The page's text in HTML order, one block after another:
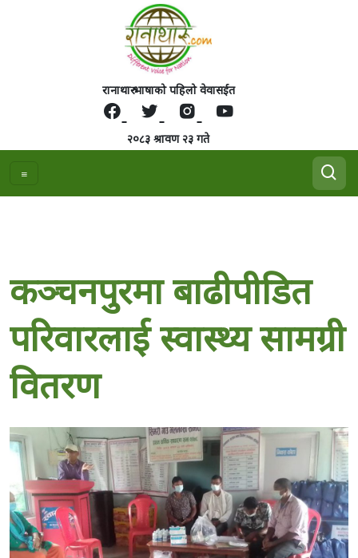
रानाथारु भाषाको पहिलो वेवासईत
२०८३ श्रावण २३ गते
कञ्चनपुरमा बाढीपीडित
परिवारलाई स्वास्थ्य सामग्री
वितरण